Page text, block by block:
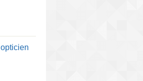
opticien